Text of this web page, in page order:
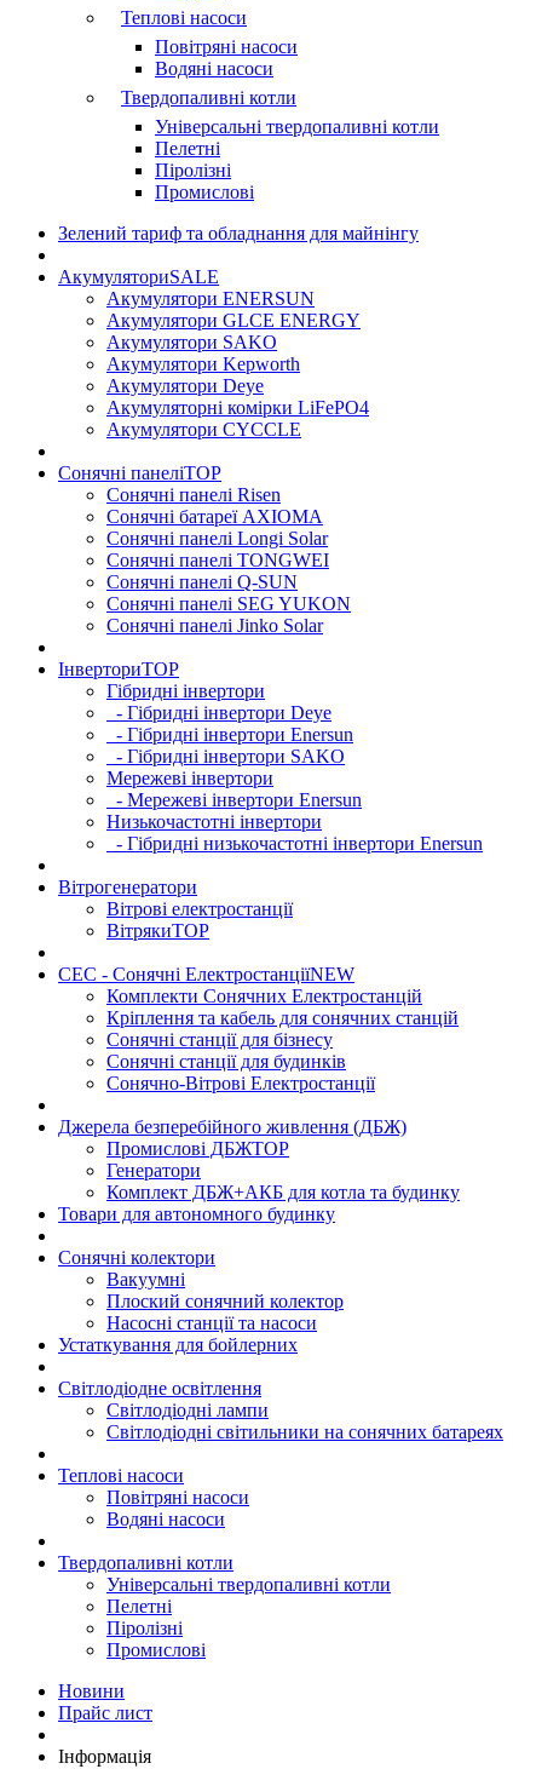
Теплові насоси
Повітряні насоси
Водяні насоси
Твердопаливні котли
Універсальні твердопаливні котли
Пелетні
Піролізні
Промислові
Зелений тариф та обладнання для майнінгу
АкумуляториSALE
Акумулятори ENERSUN
Акумулятори GLCE ENERGY
Акумулятори SAKO
Акумулятори Kepworth
Акумулятори Deye
Акумуляторні комірки LiFePO4
Акумулятори CYCCLE
Сонячні панеліTOP
Сонячні панелі Risen
Сонячні батареї AXIOMA
Сонячні панелі Longi Solar
Сонячні панелі TONGWEI
Сонячні панелі Q-SUN
Сонячні панелі SEG YUKON
Сонячні панелі Jinko Solar
ІнверториTOP
Гібридні інвертори
- Гібридні інвертори Deye
- Гібридні інвертори Enersun
- Гібридні інвертори SAKO
Мережеві інвертори
- Мережеві інвертори Enersun
Низькочастотні інвертори
- Гібридні низькочастотні інвертори Enersun
Вітрогенератори
Вітрові електростанції
ВітрякиTOP
СЕС - Сонячні ЕлектростанціїNEW
Комплекти Сонячних Електростанцій
Кріплення та кабель для сонячних станцій
Сонячні станції для бізнесу
Сонячні станції для будинків
Сонячно-Вітрові Електростанції
Джерела безперебійного живлення (ДБЖ)
Промислові ДБЖTOP
Генератори
Комплект ДБЖ+АКБ для котла та будинку
Товари для автономного будинку
Сонячні колектори
Вакуумні
Плоский сонячний колектор
Насосні станції та насоси
Устаткування для бойлерних
Світлодіодне освітлення
Світлодіодні лампи
Світлодіодні світильники на сонячних батареях
Теплові насоси
Повітряні насоси
Водяні насоси
Твердопаливні котли
Універсальні твердопаливні котли
Пелетні
Піролізні
Промислові
Новини
Прайс лист
Інформація